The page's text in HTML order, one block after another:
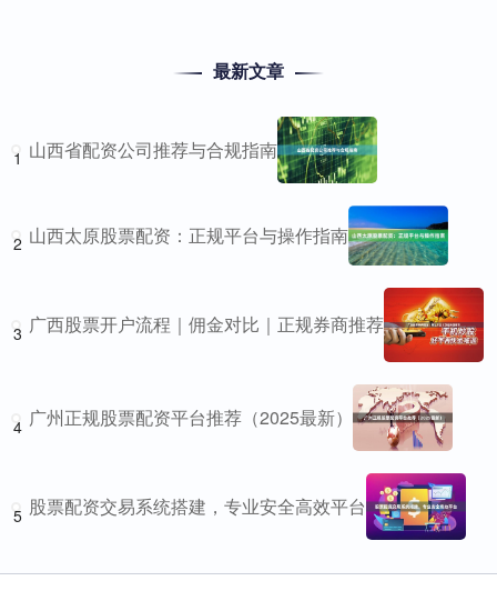
最新文章
1 山西省配资公司推荐与合规指南
2 山西太原股票配资：正规平台与操作指南
3 广西股票开户流程｜佣金对比｜正规券商推荐
4 广州正规股票配资平台推荐（2025最新）
5 股票配资交易系统搭建，专业安全高效平台